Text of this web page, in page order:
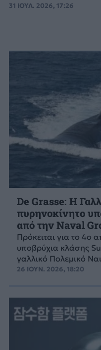
31 ΙΟΥΛ. 2026, 17:26
De Grasse: Η
πυρηνοκίνητο
από την Naval
Πρόκειται για το 4ο
υποβρύχια κλάσης
γαλλικό Πολεμικό
26 ΙΟΥΝ. 2026, 18:20